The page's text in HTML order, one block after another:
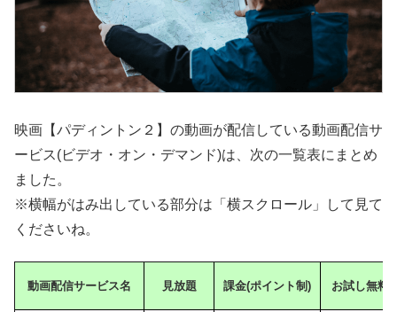
映画【パディントン２】の動画が配信している動画配信サ
ービス(ビデオ・オン・デマンド)は、次の一覧表にまとめ
ました。
※横幅がはみ出している部分は「横スクロール」して見て
くださいね。
動画配信サービス名 見放題 課金(ポイント制) お試し無料